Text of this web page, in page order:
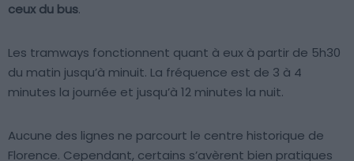
ceux du bus.
Les tramways fonctionnent quant à eux à partir de 5h30
du matin jusqu’à minuit. La fréquence est de 3 à 4
minutes la journée et jusqu’à 12 minutes la nuit.
Aucune des lignes ne parcourt le centre historique de
Florence. Cependant, certains s’avèrent bien pratiques